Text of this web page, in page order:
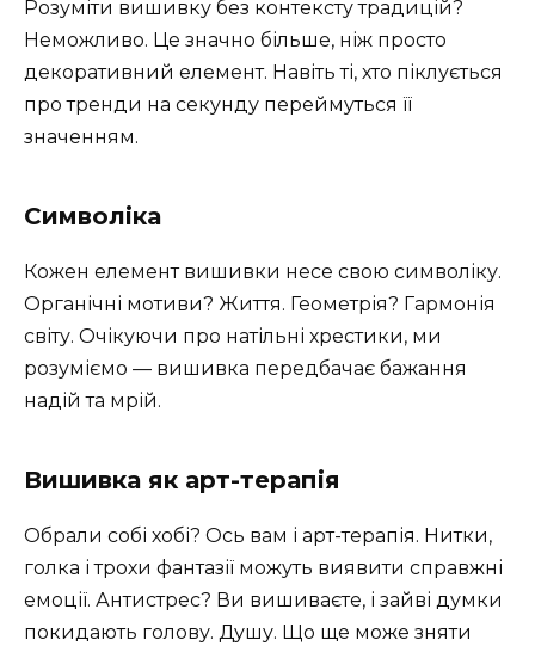
Розуміти вишивку без контексту традицій?
Неможливо. Це значно більше, ніж просто
декоративний елемент. Навіть ті, хто піклується
про тренди на секунду переймуться її
значенням.
Символіка
Кожен елемент вишивки несе свою символіку.
Органічні мотиви? Життя. Геометрія? Гармонія
світу. Очікуючи про натільні хрестики, ми
розуміємо — вишивка передбачає бажання
надій та мрій.
Вишивка як арт-терапія
Обрали собі хобі? Ось вам і арт-терапія. Нитки,
голка і трохи фантазії можуть виявити справжні
емоції. Антистрес? Ви вишиваєте, і зайві думки
покидають голову. Душу. Що ще може зняти